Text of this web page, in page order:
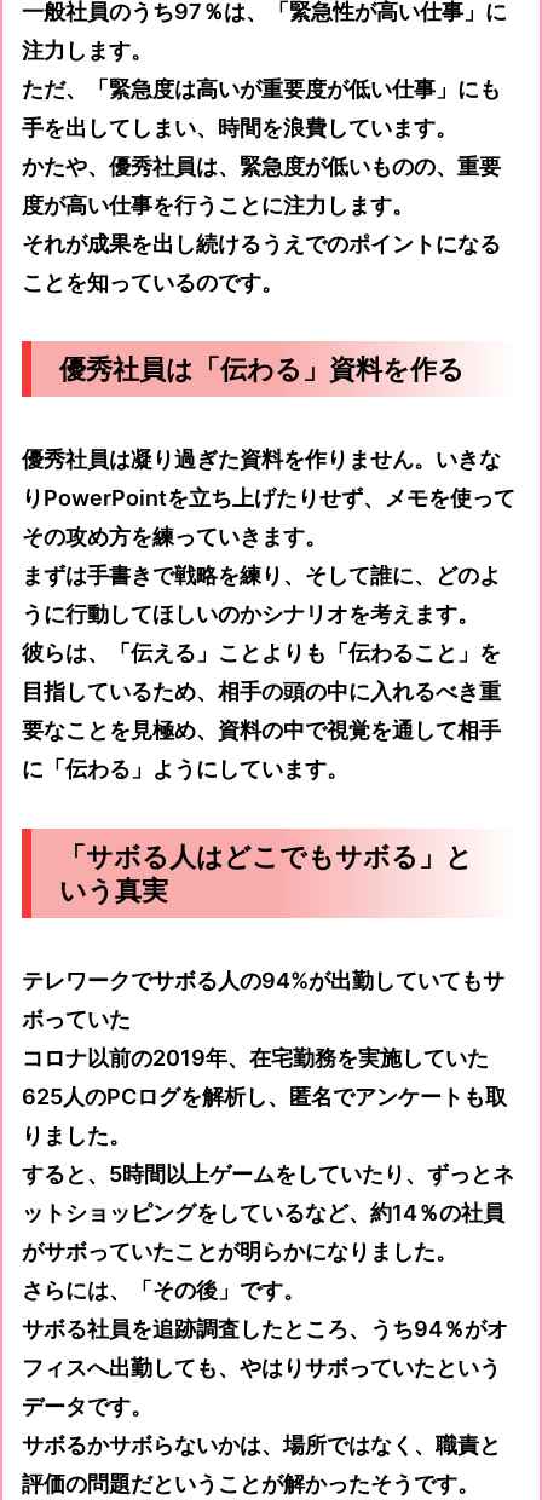
一般社員のうち97％は、「緊急性が高い仕事」に
注力します。
ただ、「緊急度は高いが重要度が低い仕事」にも
手を出してしまい、時間を浪費しています。
かたや、優秀社員は、緊急度が低いものの、重要
度が高い仕事を行うことに注力します。
それが成果を出し続けるうえでのポイントになる
ことを知っているのです。
優秀社員は「伝わる」資料を作る
優秀社員は凝り過ぎた資料を作りません。いきな
りPowerPointを立ち上げたりせず、メモを使って
その攻め方を練っていきます。
まずは手書きで戦略を練り、そして誰に、どのよ
うに行動してほしいのかシナリオを考えます。
彼らは、「伝える」ことよりも「伝わること」を
目指しているため、相手の頭の中に入れるべき重
要なことを見極め、資料の中で視覚を通して相手
に「伝わる」ようにしています。
「サボる人はどこでもサボる」と
いう真実
テレワークでサボる人の94%が出勤していてもサ
ボっていた
コロナ以前の2019年、在宅勤務を実施していた
625人のPCログを解析し、匿名でアンケートも取
りました。
すると、5時間以上ゲームをしていたり、ずっとネ
ットショッピングをしているなど、約14％の社員
がサボっていたことが明らかになりました。
さらには、「その後」です。
サボる社員を追跡調査したところ、うち94％がオ
フィスへ出勤しても、やはりサボっていたという
データです。
サボるかサボらないかは、場所ではなく、職責と
評価の問題だということが解かったそうです。